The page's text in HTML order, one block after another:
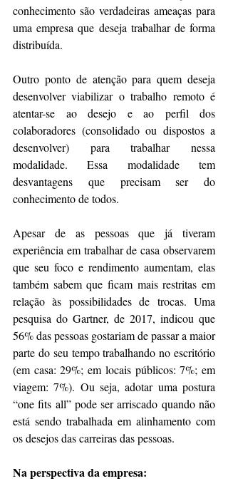
conhecimento são verdadeiras ameaças para
uma empresa que deseja trabalhar de forma
distribuída.
Outro ponto de atenção para quem deseja
desenvolver viabilizar o trabalho remoto é
atentar-se ao desejo e ao perfil dos
colaboradores (consolidado ou dispostos a
desenvolver) para trabalhar nessa
modalidade. Essa modalidade tem
desvantagens que precisam ser do
conhecimento de todos.
Apesar de as pessoas que já tiveram
experiência em trabalhar de casa observarem
que seu foco e rendimento aumentam, elas
também sabem que ficam mais restritas em
relação às possibilidades de trocas. Uma
pesquisa do Gartner, de 2017, indicou que
56% das pessoas gostariam de passar a maior
parte do seu tempo trabalhando no escritório
(em casa: 29%; em locais públicos: 7%; em
viagem: 7%). Ou seja, adotar uma postura
“one fits all” pode ser arriscado quando não
está sendo trabalhada em alinhamento com
os desejos das carreiras das pessoas.
Na perspectiva da empresa: